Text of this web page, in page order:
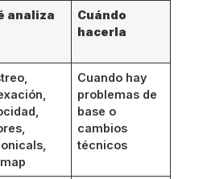
analiza
Cuándo
hacerla
Cuando hay
problemas de
base o
cambios
técnicos